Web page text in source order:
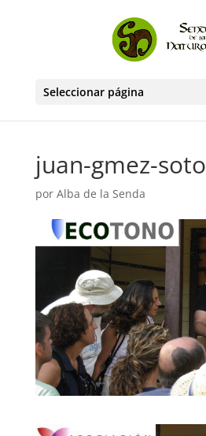
Seleccionar página
juan-gmez-soto
por Alba de la Senda